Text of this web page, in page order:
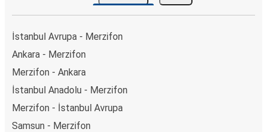
İstanbul Avrupa - Merzifon
Ankara - Merzifon
Merzifon - Ankara
İstanbul Anadolu - Merzifon
Merzifon - İstanbul Avrupa
Samsun - Merzifon